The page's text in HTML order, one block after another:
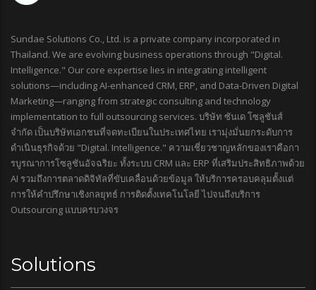
Sundae Solutions Co., Ltd. is a private company incorporated in
Thailand. We are evolving business operations through "Digital.
Intelligence." Our core expertise lies in integrating intelligent
solutions—including AI-enhanced CRM, ERP, and Data-Driven Digital
Marketing—ranging from strategic consulting and technology
implementation to full outsourcing services. บริษัท ซันเด โซลูชันส์
จำกัด เป็นบริษัทเอกชนที่จดทะเบียนในประเทศไทย เรามุ่งมั่นยกระดับการ
ดำเนินธุรกิจด้วย "Digital. Intelligence." ความเชี่ยวชาญหลักของเราคือกา
รบูรณาการโซลูชันอัจฉริยะ ทั้งระบบ CRM และ ERP ที่เสริมประสิทธิภาพด้วย
AI รวมถึงการตลาดดิจิทัลที่ขับเคลื่อนด้วยข้อมูล ให้บริการครอบคลุมตั้งแต่
การให้คำปรึกษาเชิงกลยุทธ์ การติดตั้งเทคโนโลยี ไปจนถึงบริการ
Outsourcing แบบครบวงจร
Solutions